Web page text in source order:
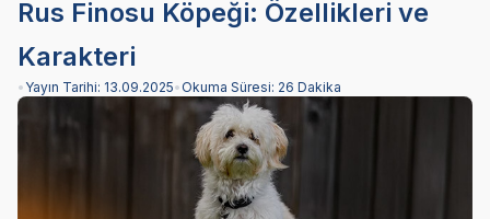
Rus Finosu Köpeği: Özellikleri ve
Karakteri
• Yayın Tarihi: 13.09.2025•Okuma Süresi: 26 Dakika